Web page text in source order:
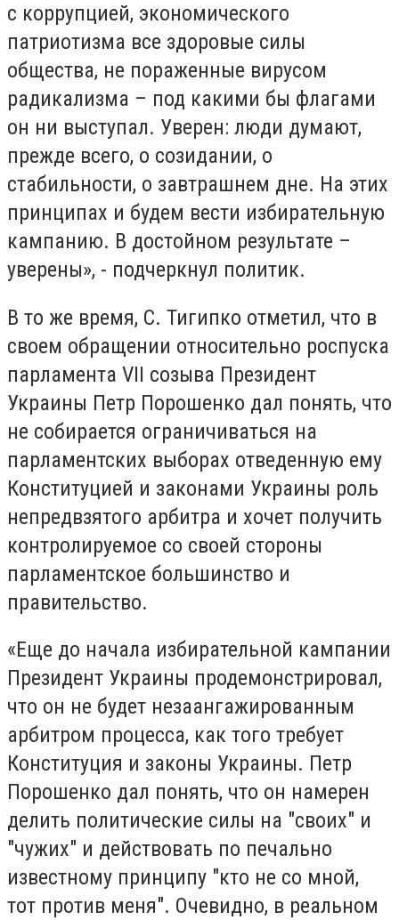
с коррупцией, экономического
патриотизма все здоровые силы
общества, не пораженные вирусом
радикализма – под какими бы флагами
он ни выступал. Уверен: люди думают,
прежде всего, о созидании, о
стабильности, о завтрашнем дне. На этих
принципах и будем вести избирательную
кампанию. В достойном результате –
уверены», - подчеркнул политик.
В то же время, С. Тигипко отметил, что в
своем обращении относительно роспуска
парламента VII созыва Президент
Украины Петр Порошенко дал понять, что
не собирается ограничиваться на
парламентских выборах отведенную ему
Конституцией и законами Украины роль
непредвзятого арбитра и хочет получить
контролируемое со своей стороны
парламентское большинство и
правительство.
«Еще до начала избирательной кампании
Президент Украины продемонстрировал,
что он не будет незаангажированным
арбитром процесса, как того требует
Конституция и законы Украины. Петр
Порошенко дал понять, что он намерен
делить политические силы на "своих" и
"чужих" и действовать по печально
известному принципу "кто не со мной,
тот против меня". Очевидно, в реальном